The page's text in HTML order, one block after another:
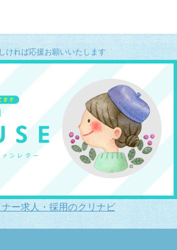
ければ応援お願いいたします
ナー求人・採用のクリナビ